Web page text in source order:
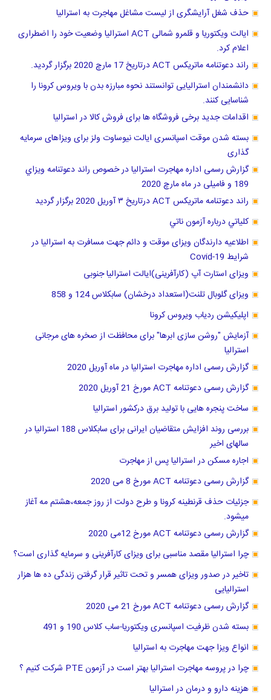
حذف شغل آرایشگری از لیست مشاغل مهاجرت به استرالیا
ایالت ویکتوریا و قلمرو شمالی ACT استرالیا وضعیت خود را اضطراری
اعلام کرد.
راند دعوتنامه ماتریکس ACT درتاریخ 17 مارچ 2020 برگزار گردید.
دانشمندان استرالیایی توانستند نحوه مبارزه بدن با ویروس کرونا را
شناسایی کنند.
اقدامات جدید برخی فروشگاه ها برای فروش کالا در استرالیا
بسته شدن موقت اسپانسری ایالت نیوساوت ولز برای ویزاهای سرمایه
گذاری
گزارش رسمی اداره مهاجرت استرالیا در خصوص راند دعوتنامه ويزاي
189 و فامیلی در ماه مارچ 2020
راند دعوتنامه ماتریکس ACT درتاریخ ٣ آوریل 2020 برگزار گرديد
كلياتي درباره آزمون ناتي
اطلاعیه دارندگان ویزای موقت و دائم جهت مسافرت به استرالیا در
شرایط Covid-19
ویزای استارت آپ (کارآفرینی)ایالت استرالیا جنوبی
ویزای گلوبال تلنت(استعداد درخشان) سابکلاس 124 و 858
اپلیکیشن ردیاب ویروس کرونا
آزمایش "روشن سازی ابرها" برای محافظت از صخره های مرجانی
استرالیا
گزارش رسمی اداره مهاجرت استرالیا در ماه آوریل 2020
گزارش رسمی دعوتنامه ACT مورخ 21 آوریل 2020
ساخت پنجره هایی با تولید برق درکشور استرالیا
بررسی روند افزایش متقاضیان ایرانی برای سابکلاس 188 استرالیا در
سالهای اخیر
اجاره مسکن در استرالیا پس از مهاجرت
گزارش رسمی دعوتنامه ACT مورخ 8 می 2020
جزئیات حذف قرنطینه کرونا و طرح دولت از روز جمعه،هشتم مه آغاز
میشود.
گزارش رسمی دعوتنامه ACT مورخ 12می 2020
چرا استرالیا مقصد مناسبی برای ویزای کارآفرینی و سرمایه گذاری است؟
تاخیر در صدور ویزای همسر و تحت تاثیر قرار گرفتن زندگی ده ها هزار
استرالیایی
گزارش رسمی دعوتنامه ACT مورخ 21 می 2020
بسته شدن ظرفیت اسپانسری ویکتوریا-ساب کلاس 190 و 491
انواع ویزا جهت مهاجرت به استرالیا
چرا در پروسه مهاجرت استرالیا بهتر است در آزمون PTE شرکت کنیم ؟
هزینه دارو و درمان در استرالیا